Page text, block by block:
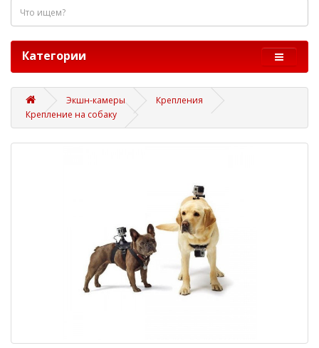
Категории
Экшн-камеры
Крепления
Крепление на собаку